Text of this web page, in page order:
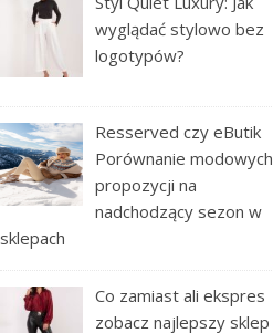
wyglądać stylowo bez
logotypów?
Resserved czy eButik
Porównanie modowych
propozycji na
nadchodzący sezon w
sklepach
Co zamiast ali ekspres
zobacz najlepszy sklep